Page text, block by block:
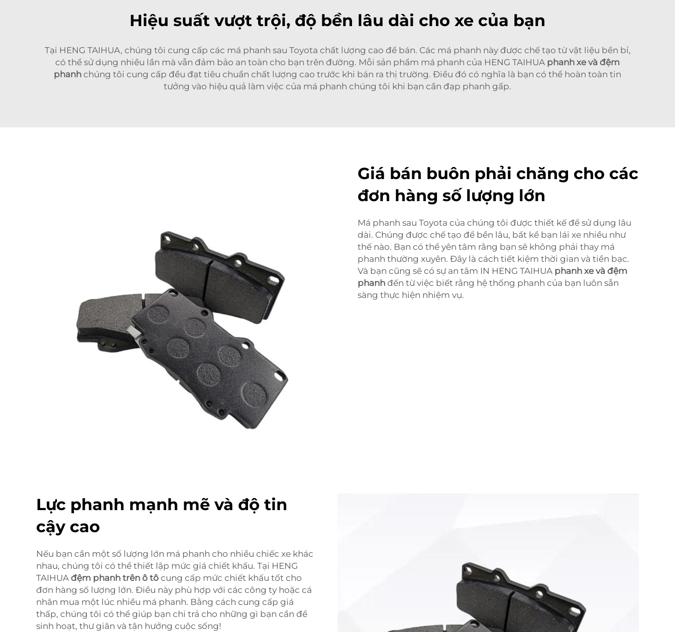
Hiệu suất vượt trội, độ bền lâu dài cho xe của bạn
Tại HENG TAIHUA, chúng tôi cung cấp các má phanh sau Toyota chất lượng cao để bán. Các má phanh này được chế tạo từ vật liệu bền bỉ,
có thể sử dụng nhiều lần mà vẫn đảm bảo an toàn cho bạn trên đường. Mỗi sản phẩm má phanh của HENG TAIHUA phanh xe và đệm
phanh chúng tôi cung cấp đều đạt tiêu chuẩn chất lượng cao trước khi bán ra thị trường. Điều đó có nghĩa là bạn có thể hoàn toàn tin
tưởng vào hiệu quả làm việc của má phanh chúng tôi khi bạn cần đạp phanh gấp.
Giá bán buôn phải chăng cho các
đơn hàng số lượng lớn
Má phanh sau Toyota của chúng tôi được thiết kế để sử dụng lâu
dài. Chúng được chế tạo để bền lâu, bất kể bạn lái xe nhiều như
thế nào. Bạn có thể yên tâm rằng bạn sẽ không phải thay má
phanh thường xuyên. Đây là cách tiết kiệm thời gian và tiền bạc.
Và bạn cũng sẽ có sự an tâm IN HENG TAIHUA phanh xe và đệm
phanh đến từ việc biết rằng hệ thống phanh của bạn luôn sẵn
sàng thực hiện nhiệm vụ.
Lực phanh mạnh mẽ và độ tin
cậy cao
Nếu bạn cần một số lượng lớn má phanh cho nhiều chiếc xe khác
nhau, chúng tôi có thể thiết lập mức giá chiết khấu. Tại HENG
TAIHUA đệm phanh trên ô tô cung cấp mức chiết khấu tốt cho
đơn hàng số lượng lớn. Điều này phù hợp với các công ty hoặc cá
nhân mua một lúc nhiều má phanh. Bằng cách cung cấp giá
thấp, chúng tôi có thể giúp bạn chi trả cho những gì bạn cần để
sinh hoạt, thư giãn và tận hưởng cuộc sống!